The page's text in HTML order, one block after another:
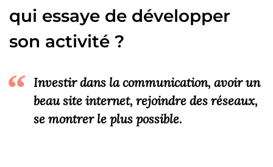
qui essaye de développer
son activité ?
Investir dans la communication, avoir un
beau site internet, rejoindre des réseaux,
se montrer le plus possible.